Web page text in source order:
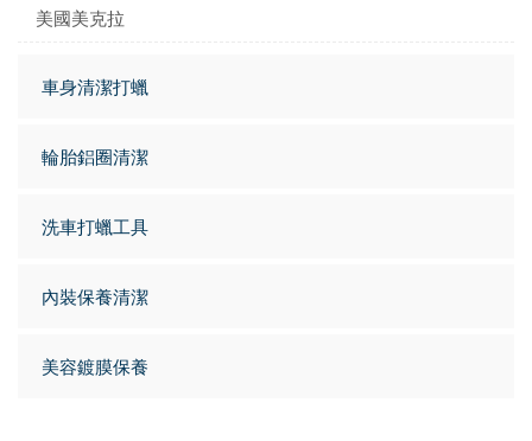
美國美克拉
車身清潔打蠟
輪胎鋁圈清潔
洗車打蠟工具
內裝保養清潔
美容鍍膜保養